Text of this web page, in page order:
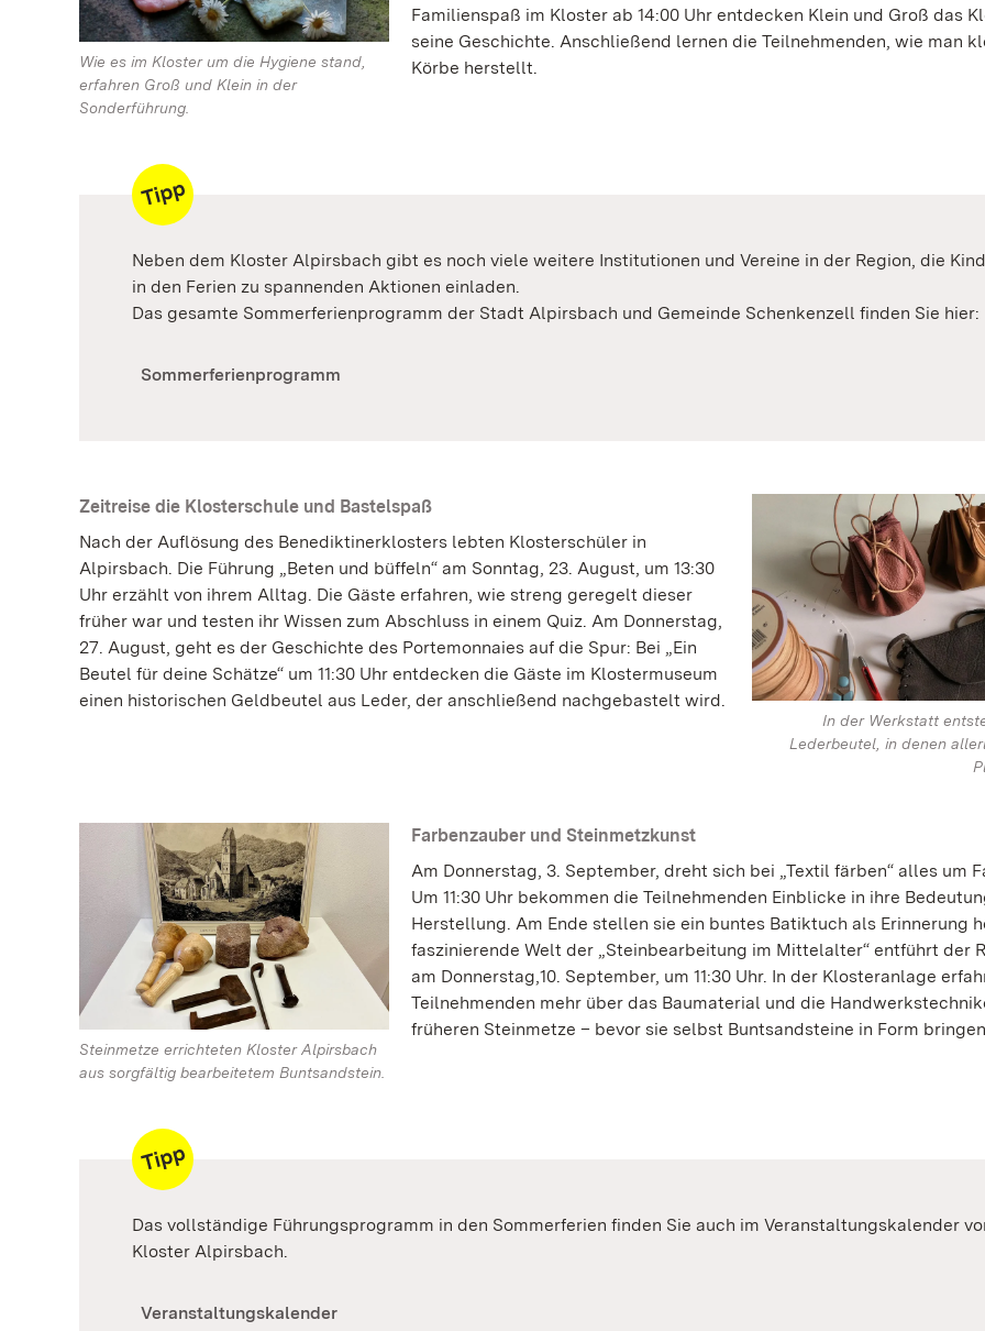
Wie es im Kloster um die Hygiene stand,
erfahren Groß und Klein in der
Sonderführung.
Familienspaß im Kloster ab 14:00 Uhr entdecken Klein und Groß das
seine Geschichte. Anschließend lernen die Teilnehmenden, wie man
Körbe herstellt.
Neben dem Kloster Alpirsbach gibt es noch viele weitere Institutionen und Vereine in der Region, die
in den Ferien zu spannenden Aktionen einladen.
Das gesamte Sommerferienprogramm der Stadt Alpirsbach und Gemeinde Schenkenzell finden Sie hier:
Sommerferienprogramm
In der Werkstatt
Lederbeutel, in denen
Zeitreise die Klosterschule und Bastelspaß
Nach der Auflösung des Benediktinerklosters lebten Klosterschüler in
Alpirsbach. Die Führung „Beten und büffeln“ am Sonntag, 23. August, um 13:30
Uhr erzählt von ihrem Alltag. Die Gäste erfahren, wie streng geregelt dieser
früher war und testen ihr Wissen zum Abschluss in einem Quiz. Am Donnerstag,
27. August, geht es der Geschichte des Portemonnaies auf die Spur: Bei „Ein
Beutel für deine Schätze“ um 11:30 Uhr entdecken die Gäste im Klostermuseum
einen historischen Geldbeutel aus Leder, der anschließend nachgebastelt wird.
Steinmetze errichteten Kloster Alpirsbach
aus sorgfältig bearbeitetem Buntsandstein.
Farbenzauber und Steinmetzkunst
Am Donnerstag, 3. September, dreht sich bei „Textil färben“ alles um
Um 11:30 Uhr bekommen die Teilnehmenden Einblicke in ihre
Herstellung. Am Ende stellen sie ein buntes Batiktuch als Erinnerung
faszinierende Welt der „Steinbearbeitung im Mittelalter“ entführt der
am Donnerstag,10. September, um 11:30 Uhr. In der Klosteranlage
Teilnehmenden mehr über das Baumaterial und die
früheren Steinmetze – bevor sie selbst Buntsandsteine in Form
Das vollständige Führungsprogramm in den Sommerferien finden Sie auch im Veranstaltungskalender
Kloster Alpirsbach.
Veranstaltungskalender